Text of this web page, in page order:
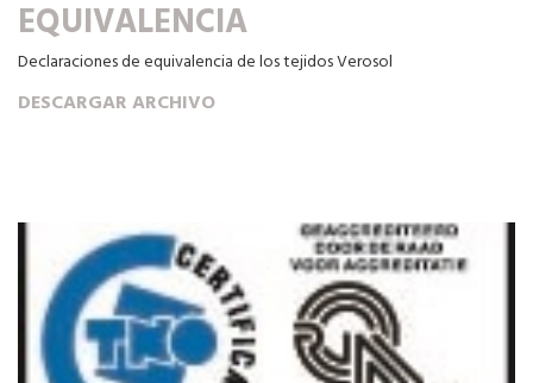
EQUIVALENCIA
Declaraciones de equivalencia de los tejidos Verosol
DESCARGAR ARCHIVO